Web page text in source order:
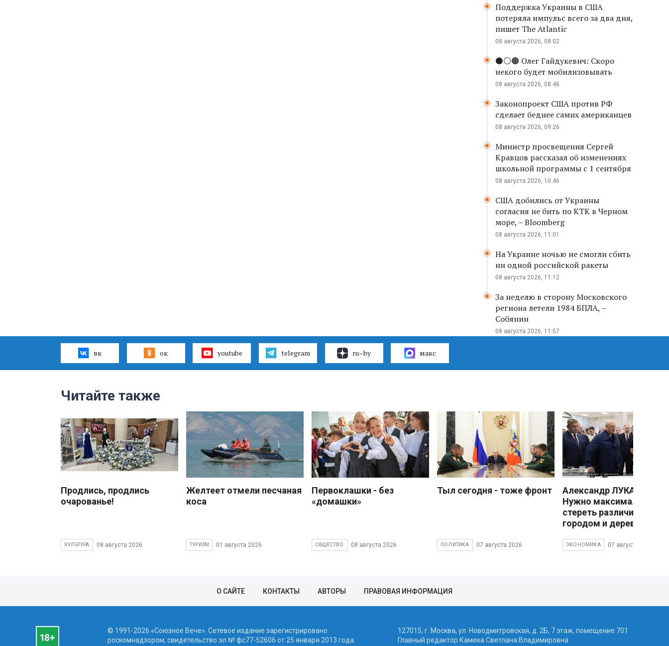
Поддержка Украины в США
потеряла импульс всего за два дня,
пишет The Atlantic
08 августа 2026, 08:02
⚫️⚪️🟤 Олег Гайдукевич: Скоро
некого будет мобилизовывать
08 августа 2026, 08:46
Законопроект США против РФ
сделает беднее самих американцев
08 августа 2026, 09:26
Министр просвещения Сергей
Кравцов рассказал об изменениях
школьной программы с 1 сентября
08 августа 2026, 10:46
США добились от Украины
согласия не бить по КТК в Черном
море, – Bloomberg
08 августа 2026, 11:01
На Украине ночью не смогли сбить
ни одной российской ракеты
08 августа 2026, 11:12
За неделю в сторону Московского
региона летели 1984 БПЛА, –
Собянин
08 августа 2026, 11:57
вк ок youtube telegram ru–by макс
Читайте также
Продлись, продлись
очарованье!
КУЛЬТУРА 08 августа 2026
Желтеет отмели песчаная
коса
ТУРИЗМ 01 августа 2026
Первоклашки - без
«домашки»
ОБЩЕСТВО 08 августа 2026
Тыл сегодня - тоже фронт
ПОЛИТИКА 07 августа 2026
Александр
Нужно максимально
стереть различия
городом и деревней
ЭКОНОМИКА 07 августа 2026
О САЙТЕ КОНТАКТЫ АВТОРЫ ПРАВОВАЯ ИНФОРМАЦИЯ
© 1991-2026 «Союзное Вече». Сетевое издание зарегистрировано
роскомнадзором, свидетельство эл № фc77-52606 от 25 января 2013 года.
127015, г. Москва, ул. Новодмитровская, д. 2Б, 7 этаж, помещение 701
Главный редактор Камека Светлана Владимировна